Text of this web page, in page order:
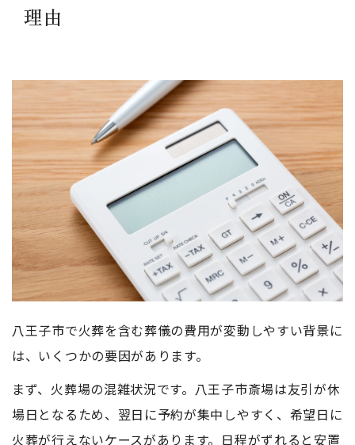
理由
八王子市で火葬を含む葬儀の費用が変動しやすい背景に
は、いくつかの要因があります。
まず、火葬場の混雑状況です。八王子市斎場は友引が休
場日となるため、翌日に予約が集中しやすく、希望日に
火葬が行えないケースがあります。日程がずれると安置